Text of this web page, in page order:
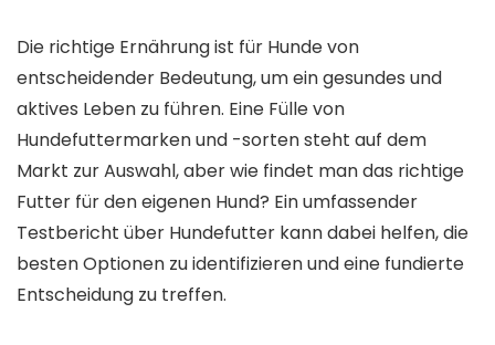
Die richtige Ernährung ist für Hunde von
entscheidender Bedeutung, um ein gesundes und
aktives Leben zu führen. Eine Fülle von
Hundefuttermarken und -sorten steht auf dem
Markt zur Auswahl, aber wie findet man das richtige
Futter für den eigenen Hund? Ein umfassender
Testbericht über Hundefutter kann dabei helfen, die
besten Optionen zu identifizieren und eine fundierte
Entscheidung zu treffen.